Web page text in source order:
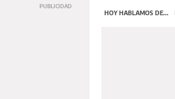
HOY HABLAMOS DE...